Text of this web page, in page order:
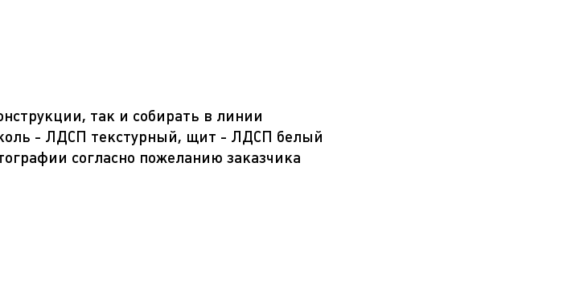
так и собирать в линии
- ЛДСП текстурный, щит - ЛДСП белый
согласно пожеланию заказчика